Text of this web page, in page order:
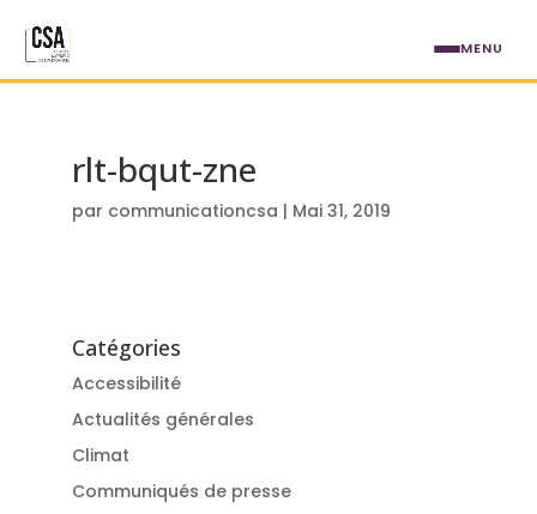
rlt-bqut-zne
par communicationcsa | Mai 31, 2019
Catégories
Accessibilité
Actualités générales
Climat
Communiqués de presse
MENU